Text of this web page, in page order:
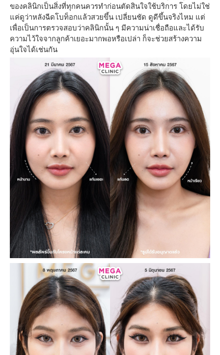
ของคลินิกเป็นสิ่งที่ทุกคนควรทำก่อนตัดสินใจใช้บริการ โดยไม่ใช่
แค่ดูว่าหลังฉีดโบท็อกแล้วสวยขึ้น เปลี่ยนชัด ดูดีขึ้นจริงไหม แต่
เพื่อเป็นการตรวจสอบว่าคลินิกนั้น ๆ มีความน่าเชื่อถือและได้รับ
ความไว้ใจจากลูกค้าเยอะมากพอหรือเปล่า ก็จะช่วยสร้างความ
อุ่นใจได้เช่นกัน